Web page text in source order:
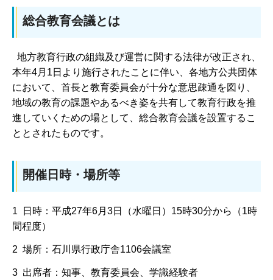
総合教育会議とは
地方教育行政の組織及び運営に関する法律が改正され、
本年4月1日より施行されたことに伴い、各地方公共団体
において、首長と教育委員会が十分な意思疎通を図り、
地域の教育の課題やあるべき姿を共有して教育行政を推
進していくための場として、総合教育会議を設置するこ
ととされたものです。
開催日時・場所等
1 日時：平成27年6月3日（水曜日）15時30分から（1時
間程度）
2 場所：石川県行政庁舎1106会議室
3 出席者：知事、教育委員会、学識経験者